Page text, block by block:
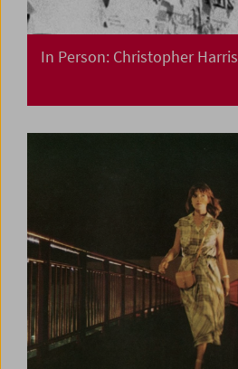
In Person: Christopher Harris